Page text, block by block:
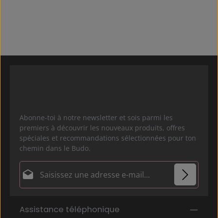
Abonne-toi à notre newsletter et sois parmi les
premiers à découvrir les nouveaux produits, offres
spéciales et recommandations sélectionnées pour ton
chemin dans le Budo.
Adresse e-mail*
En sélectionnant Continuer, vous confirmez que
Les champs marqués d'un astérisque (*) sont
Assistance téléphonique